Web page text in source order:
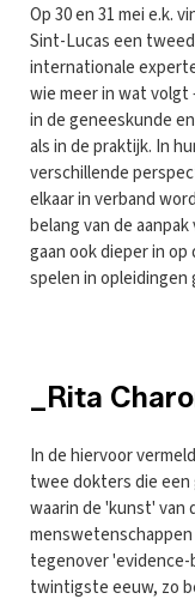
Op 30 en 31 mei e.k.
Sint-Lucas een
internationale
wie meer in wat volgt
in de geneeskunde
als in de praktijk. In
verschillende
elkaar in verband
belang van de
gaan ook dieper in
spelen in
_Rita
In de hiervoor
twee dokters die
waarin de 'kunst' van
tegenover 'evidence-
twintigste eeuw, zo